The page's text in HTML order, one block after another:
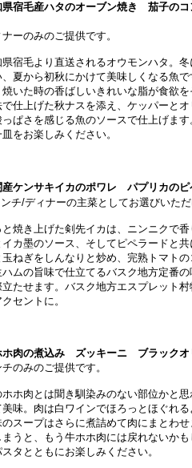
県宿毛産ハタのオーブン焼き 茄子の
ーのみのご提供です。
県宿毛より直送されるオウモンハタ。
、夏から初秋にかけて美味しくなる魚
焼いた時の香ばしいきれいな脂が食欲
で仕上げた秋ナスを添え、ケッパーと
っぱさを感じる魚のソースで仕上げま
をお楽しみください。
産ケンサキイカのポワレ パプリカのピ
チ/ディナーの主菜としてお選びいただ
と焼き上げた剣先イカは、ニンニクで
イカ墨のソース、そしてピペラードと
玉ねぎをしんなりと炒め、完熟トマト
ハムの旨味で仕立てるバスク地方定番
立たせます。バスク地方エスプレット
セントに。
ホ肉の煮込み ズッキーニ ブラックオ
のみのご提供です。
ホホ肉とは聞き馴染みのない部位かと
美味。肉は白ワインでほろっとほぐれ
のスープはさらに煮詰めて肉にまとわ
まうと、もう牛ホホ肉には戻れないか
タとともにお楽しみください。